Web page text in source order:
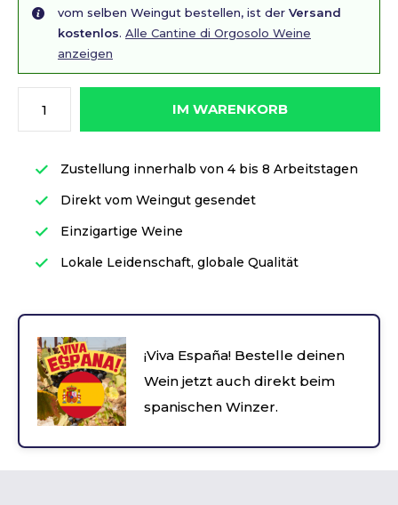
vom selben Weingut bestellen, ist der Versand
kostenlos. Alle Cantine di Orgosolo Weine
anzeigen
IM WARENKORB
Zustellung innerhalb von 4 bis 8 Arbeitstagen
Direkt vom Weingut gesendet
Einzigartige Weine
Lokale Leidenschaft, globale Qualität
¡Viva España! Bestelle deinen
Wein jetzt auch direkt beim
spanischen Winzer.